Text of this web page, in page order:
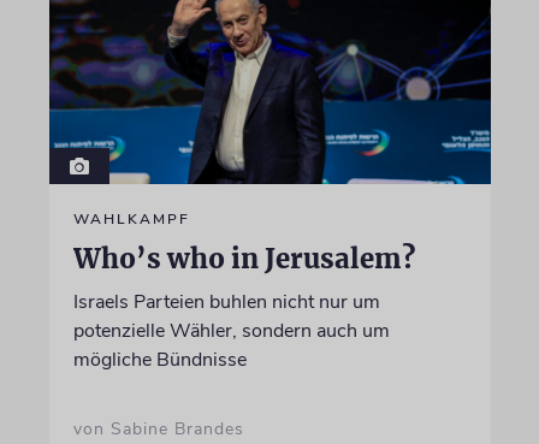
WAHLKAMPF
Who’s who in Jerusalem?
Israels Parteien buhlen nicht nur um
potenzielle Wähler, sondern auch um
mögliche Bündnisse
von Sabine Brandes